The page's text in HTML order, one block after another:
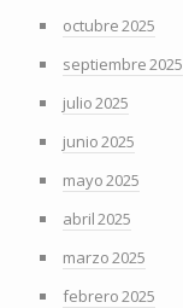
octubre 2025
septiembre 2025
julio 2025
junio 2025
mayo 2025
abril 2025
marzo 2025
febrero 2025